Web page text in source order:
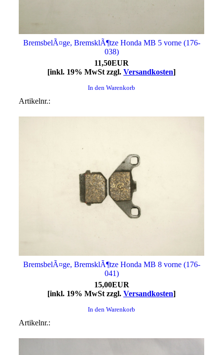
BremsbelÃ¤ge, BremsklÃ¶tze Honda MB 5 vorne (176-
038)
11,50EUR
[inkl. 19% MwSt zzgl. Versandkosten]
In den Warenkorb
Artikelnr.:
BremsbelÃ¤ge, BremsklÃ¶tze Honda MB 8 vorne (176-
041)
15,00EUR
[inkl. 19% MwSt zzgl. Versandkosten]
In den Warenkorb
Artikelnr.: